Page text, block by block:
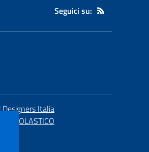
Seguici su:
Designers Italia
SCUOLASTICO